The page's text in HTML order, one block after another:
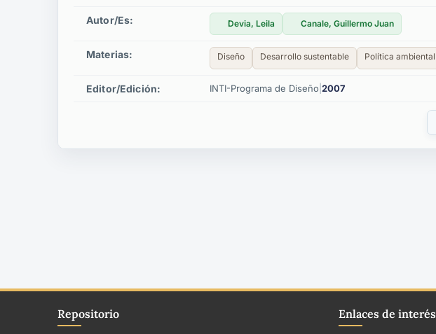
Autor/es: Devia, Leila Canale, Guillermo Juan
Materias: Diseño Desarrollo sustentable Política ambiental
Editor/edición: INTI-Programa de Diseño 2007
Repositorio Enlaces de interés